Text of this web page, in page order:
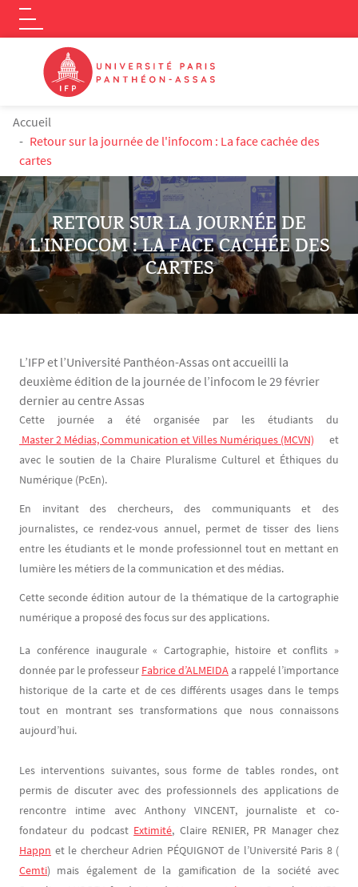
Aller au contenu principal
Logo
FIL D'ARIANE
Accueil
Retour sur la journée de l'infocom : La face cachée des
cartes
RETOUR SUR LA JOURNÉE DE
L'INFOCOM : LA FACE CACHÉE DES
CARTES
L’IFP et l’Université Panthéon-Assas ont accueilli la
deuxième édition de la journée de l’infocom le 29 février
dernier au centre Assas
Contenu
Texte
Cette journée a été organisée par les étudiants du
Master 2 Médias, Communication et Villes Numériques (MCVN) et
avec le soutien de la Chaire Pluralisme Culturel et Éthiques du
Numérique (PcEn).
En invitant des chercheurs, des communiquants et des
journalistes, ce rendez-vous annuel, permet de tisser des liens
entre les étudiants et le monde professionnel tout en mettant en
lumière les métiers de la communication et des médias.
Cette seconde édition autour de la thématique de la cartographie
numérique a proposé des focus sur des applications.
La conférence inaugurale « Cartographie, histoire et conflits »
donnée par le professeur Fabrice d’ALMEIDA a rappelé l’importance
historique de la carte et de ces différents usages dans le temps
tout en montrant ses transformations que nous connaissons
aujourd’hui.
Les interventions suivantes, sous forme de tables rondes, ont
permis de discuter avec des professionnels des applications de
rencontre intime avec Anthony VINCENT, journaliste et co-
fondateur du podcast Extimité, Claire RENIER, PR Manager chez
Happn et le chercheur Adrien PÉQUIGNOT de l’Université Paris 8 (
Cemti) mais également de la gamification de la société avec